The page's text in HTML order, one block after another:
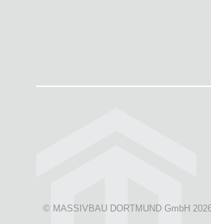
© MASSIVBAU DORTMUND GmbH